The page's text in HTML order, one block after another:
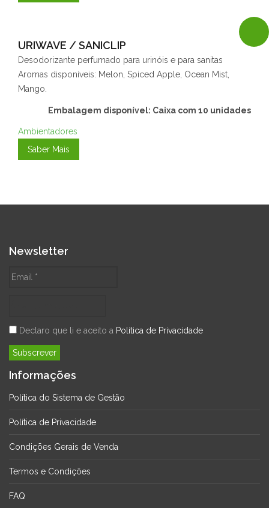
URIWAVE / SANICLIP
Desodorizante perfumado para urinóis e para sanitas
Aromas disponíveis: Melon, Spiced Apple, Ocean Mist,
Mango.
Embalagem disponível: Caixa com 10 unidades
Ambientadores
Saber Mais
Newsletter
Declaro que li e aceito a Política de Privacidade
Informações
Política do Sistema de Gestão
Política de Privacidade
Condições Gerais de Venda
Termos e Condições
FAQ